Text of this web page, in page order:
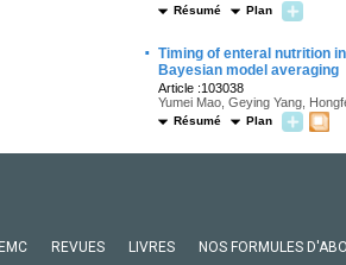
Résumé Plan
· Timing of enteral nutrition
Bayesian model averaging
Article :103038
Yumei Mao, Geying Yang,
Résumé Plan
REVUES LIVRES NOS FORMULES